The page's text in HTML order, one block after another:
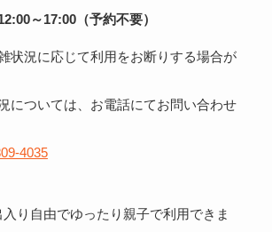
～17:00（予約不要）
状況に応じて利用をお断りする場合が
については、お電話にてお問い合わせ
4035
り自由でゆったり親子で利用できま